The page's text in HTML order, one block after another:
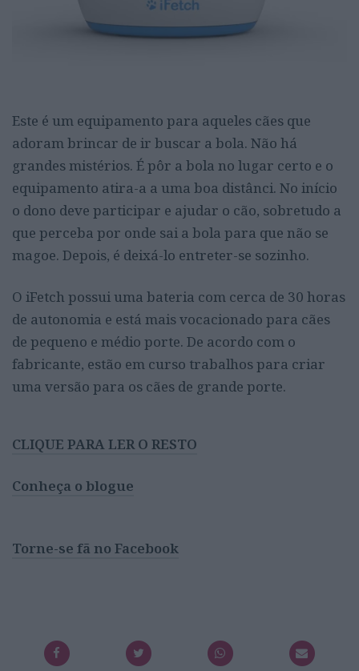
Este é um equipamento para aqueles cães que
adoram brincar de ir buscar a bola. Não há
grandes mistérios. É pôr a bola no lugar certo e o
equipamento atira-a a uma boa distânci. No início
o dono deve participar e ajudar o cão, sobretudo a
que perceba por onde sai a bola para que não se
magoe. Depois, é deixá-lo entreter-se sozinho.
O iFetch possui uma bateria com cerca de 30 horas
de autonomia e está mais vocacionado para cães
de pequeno e médio porte. De acordo com o
fabricante, estão em curso trabalhos para criar
uma versão para os cães de grande porte.
CLIQUE PARA LER O RESTO
Conheça o blogue
Torne-se fã no Facebook